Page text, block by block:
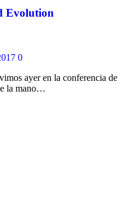
Evolution
0
ayer en la conferencia de
la mano…